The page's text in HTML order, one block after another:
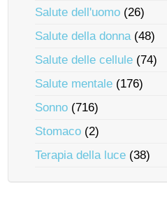
Salute dell'uomo (26)
Salute della donna(48)
Salute delle cellule (74)
Salute mentale (176)
Sonno (716)
Stomaco (2)
Terapia della luce (38)